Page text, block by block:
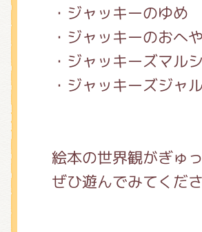
・ジャッキーのゆ
・ジャッキーのお
・ジャッキーズマル
・ジャッキーズジャ
絵本の世界観がぎゅ
ぜひ遊んでみてくだ